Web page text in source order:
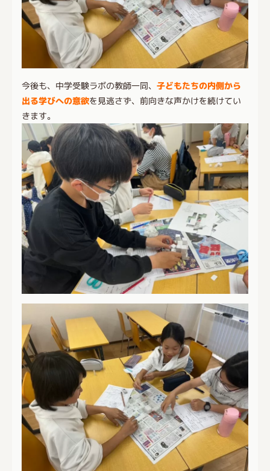
今後も、中学受験ラボの教師一同、子どもたちの内側から
出る学びへの意欲を見逃さず、前向きな声かけを続けてい
きます。